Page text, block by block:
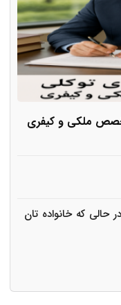
ملکی و کیفری
که خانواده تان